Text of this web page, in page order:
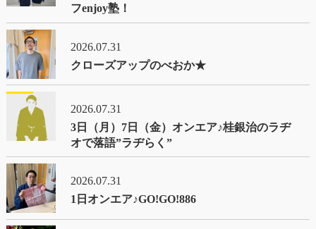
フenjoy塾！
2026.07.31
クローズアップのべおか★
2026.07.31
3日（月）7日（金）オンエア♪桂銀治のラヂ
オで落語”ラヂらく”
2026.07.31
1日オンエア♪GO!GO!886